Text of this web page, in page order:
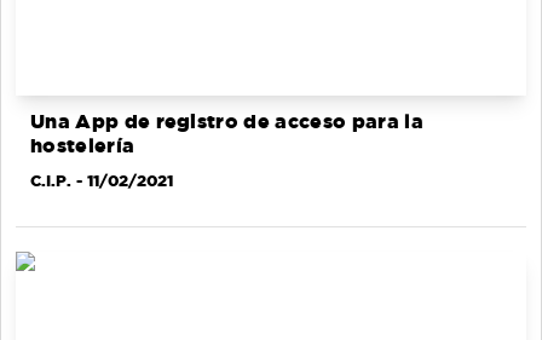
Una App de registro de acceso para la
hostelería
C.I.P. - 11/02/2021